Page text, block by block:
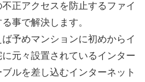
正アクセスを防止するファイ
事で解決します。
予めマンションに初めからイ
元々設置されているインター
ルを差し込むインターネット